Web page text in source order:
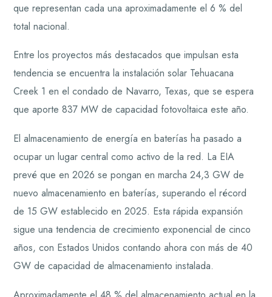
que representan cada una aproximadamente el 6 % del
total nacional.
Entre los proyectos más destacados que impulsan esta
tendencia se encuentra la instalación solar Tehuacana
Creek 1 en el condado de Navarro, Texas, que se espera
que aporte 837 MW de capacidad fotovoltaica este año.
El almacenamiento de energía en baterías ha pasado a
ocupar un lugar central como activo de la red. La EIA
prevé que en 2026 se pongan en marcha 24,3 GW de
nuevo almacenamiento en baterías, superando el récord
de 15 GW establecido en 2025. Esta rápida expansión
sigue una tendencia de crecimiento exponencial de cinco
años, con Estados Unidos contando ahora con más de 40
GW de capacidad de almacenamiento instalada.